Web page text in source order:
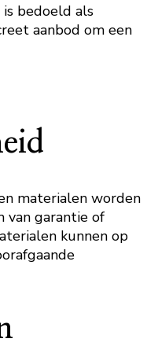
bedoeld als
aanbod om een
materialen worden
van garantie of
kunnen op